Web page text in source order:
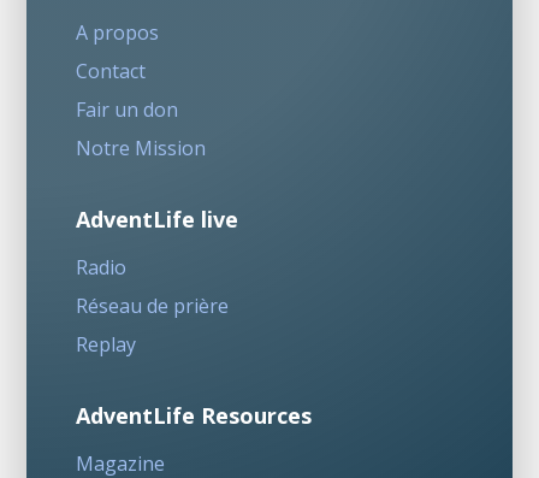
A propos
Contact
Fair un don
Notre Mission
AdventLife live
Radio
Réseau de prière
Replay
AdventLife Resources
Magazine